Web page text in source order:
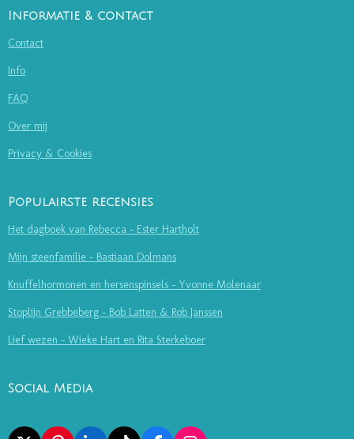
Informatie & contact
Contact
Info
FAQ
Over mij
Privacy & Cookies
Populairste recensies
Het dagboek van Rebecca - Ester Hartholt
Mijn steenfamilie - Bastiaan Dolmans
Knuffelhormonen en hersenspinsels - Yvonne Molenaar
Stoplijn Grebbeberg - Bob Latten & Rob Janssen
Lief wezen - Wieke Hart en Rita Sterkeboer
Social Media